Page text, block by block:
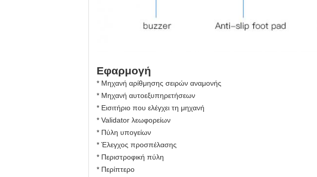
Εφαρμογή
* Μηχανή αρίθμησης σειρών αναμονής
* Μηχανή αυτοεξυπηρετήσεων
* Εισιτήριο που ελέγχει τη μηχανή
* Validator λεωφορείων
* Πύλη υπογείων
* Έλεγχος προσπέλασης
* Περιστροφική πύλη
* Περίπτερο